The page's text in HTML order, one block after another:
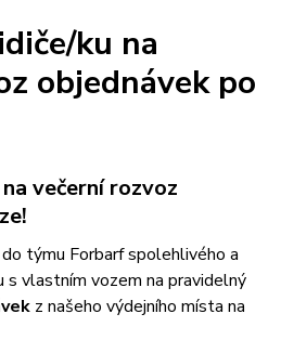
ku na
objednávek po
večerní rozvoz
týmu Forbarf spolehlivého a
s vlastním vozem na pravidelný
z našeho výdejního místa na